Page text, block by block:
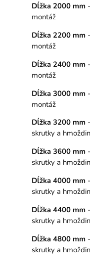
Dĺžka 2000 mm
montáž
Dĺžka 2200 mm
montáž
Dĺžka 2400 mm
montáž
Dĺžka 3000 mm
montáž
Dĺžka 3200 mm
skrutky a
Dĺžka 3600 mm
skrutky a
Dĺžka 4000 mm
skrutky a
Dĺžka 4400 mm
skrutky a
Dĺžka 4800 mm
skrutky a